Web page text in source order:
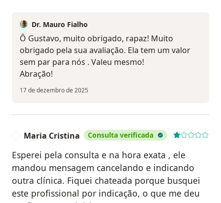
Dr. Mauro Fialho
Ô Gustavo, muito obrigado, rapaz! Muito
obrigado pela sua avaliação. Ela tem um valor
sem par para nós . Valeu mesmo!
Abração!
17 de dezembro de 2025
Maria Cristina Consulta verificada
Esperei pela consulta e na hora exata , ele
mandou mensagem cancelando e indicando
outra clínica. Fiquei chateada porque busquei
este profissional por indicação, o que me deu